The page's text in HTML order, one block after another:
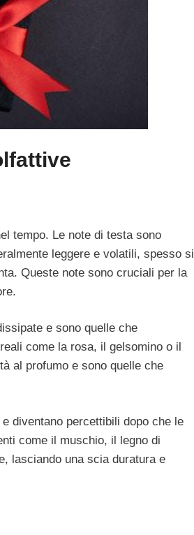
tempo. Le note di testa sono
leggere e volatili, spesso si
Queste note sono cruciali per la
e sono quelle che
come la rosa, il gelsomino o il
al profumo e sono quelle che
diventano percettibili dopo che le
come il muschio, il legno di
lasciando una scia duratura e